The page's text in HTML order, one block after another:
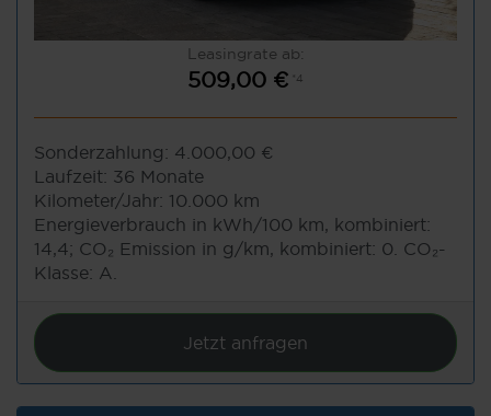
Leasingrate ab:
509,00 € *4
Sonderzahlung: 4.000,00 €
Laufzeit: 36 Monate
Kilometer/Jahr: 10.000 km
Energieverbrauch in kWh/100 km, kombiniert:
14,4; CO₂ Emission in g/km, kombiniert: 0. CO₂-
Klasse: A.
Jetzt anfragen